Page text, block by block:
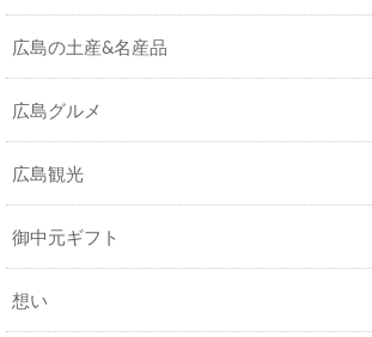
広島の土産&名産品
広島グルメ
広島観光
御中元ギフト
想い